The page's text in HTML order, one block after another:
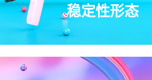
稳定性形态